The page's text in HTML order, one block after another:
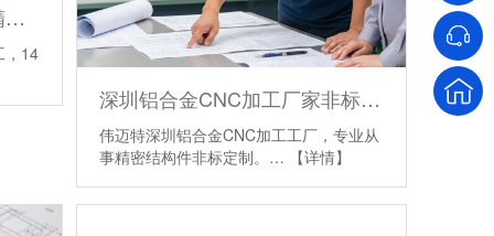
小批量研发高难度复杂cnc精密技术加工厂
，14
深圳铝合金CNC加工厂家非标定制
伟迈特深圳铝合金CNC加工工厂，专业从
事精密结构件非标定制。…
【详情】